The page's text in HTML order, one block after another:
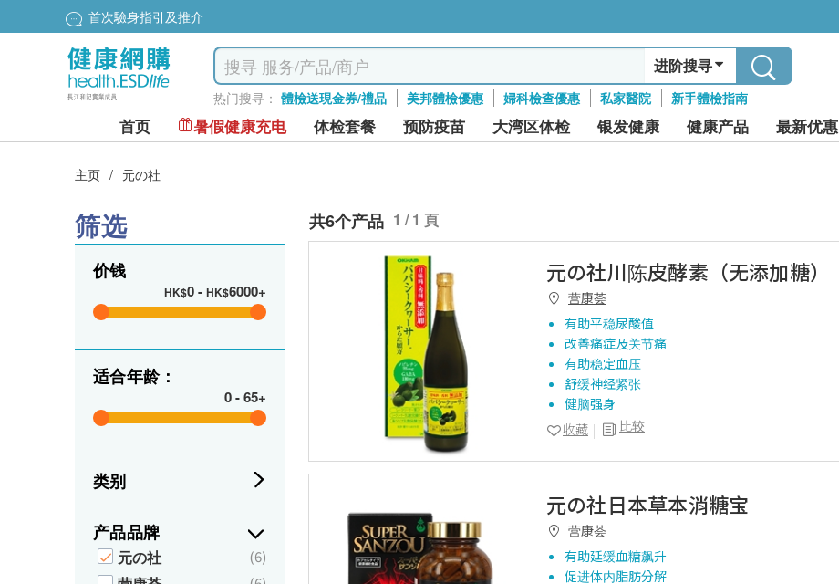
首次驗身指引及推介
进阶搜寻
热门搜寻： 體檢送現金券/禮品 美邦體檢優惠 婦科檢查優惠 私家醫院 新手體檢指南
首页 暑假健康充电 体检套餐 预防疫苗 大湾区体检 银发健康 健康产品 最新优惠
主页 / 元の社
筛选
价钱
HK$0- HK$6000+
适合年龄：
0-65+
类别
产品品牌
元の社 (6)
共6个产品 1 / 1 頁
元の社川陈皮酵素（无添加糖）
营康荟
有助平稳尿酸值
改善痛症及关节痛
有助稳定血压
舒缓神经紧张
健脑强身
比较
收藏
元の社日本草本消糖宝
营康荟
有助延缓血糖飙升
促进体内脂肪分解